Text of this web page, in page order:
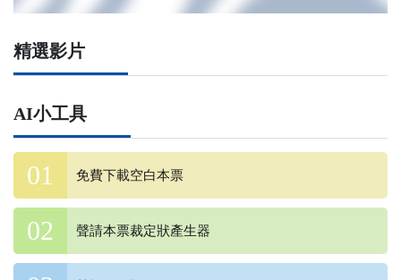
精選影片
AI小工具
免費下載空白本票
聲請本票裁定狀產生器